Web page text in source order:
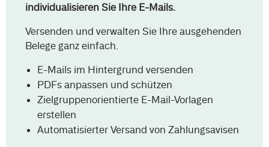
individualisieren Sie Ihre E-Mails.
Versenden und verwalten Sie Ihre ausgehenden
Belege ganz einfach.
E-Mails im Hintergrund versenden
PDFs anpassen und schützen
Zielgruppenorientierte E-Mail-Vorlagen
erstellen
Automatisierter Versand von Zahlungsavisen